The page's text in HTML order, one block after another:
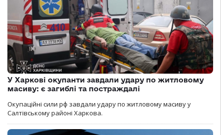
У Харкові окупанти завдали удару по житловому
масиву: є загиблі та постраждалі
Окупаційні сили рф завдали удару по житловому масиву у
Салтівському районі Харкова.